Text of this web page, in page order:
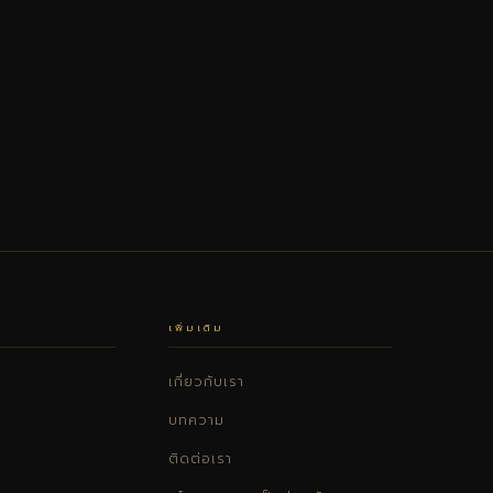
เพิ่มเติม
เกี่ยวกับเรา
บทความ
ติดต่อเรา